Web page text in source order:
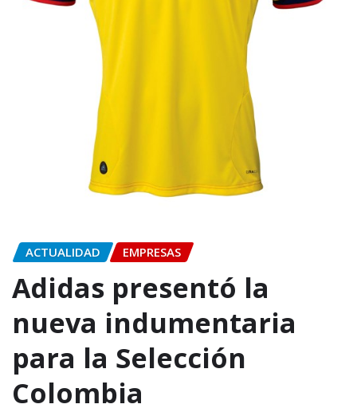
ACTUALIDAD EMPRESAS
Adidas presentó la
nueva indumentaria
para la Selección
Colombia